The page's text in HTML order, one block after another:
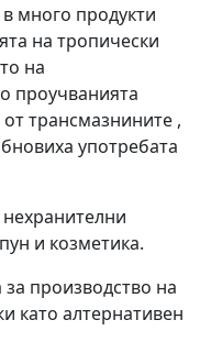
много продукти
на тропически
на
проучванията
трансмазнините ,
употребата
и козметика.
производство на
като алтернативен